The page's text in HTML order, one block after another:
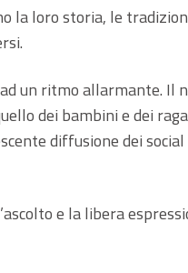
la loro storia, le
un ritmo allarmante. Il
dei bambini e dei
diffusione dei
e la libera